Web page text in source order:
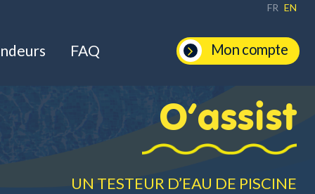
FR EN
FAQ Mon compte
O’assist
UN TESTEUR D’EAU DE PISCINE